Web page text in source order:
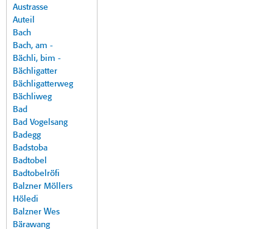
Austrasse
Auteil
Bach
Bach, am -
Bächli, bim -
Bächligatter
Bächligatterweg
Bächliweg
Bad
Bad Vogelsang
Badegg
Badstoba
Badtobel
Badtobelröfi
Balzner Möllers
Höledi
Balzner Wes
Bärawang